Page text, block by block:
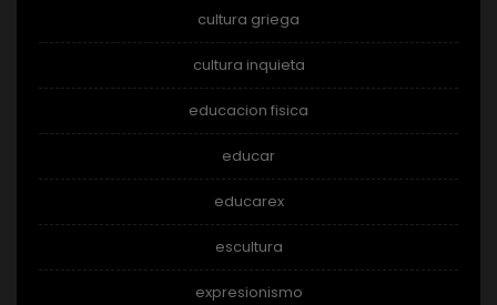
cultura griega
cultura inquieta
educacion fisica
educar
educarex
escultura
expresionismo